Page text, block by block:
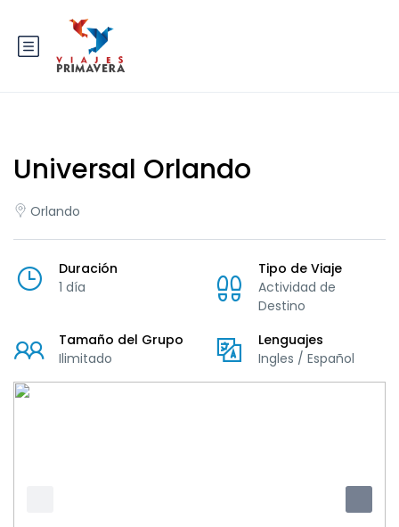
Universal Orlando
Orlando
Duración
1 día
Tipo de Viaje
Actividad de
Destino
Tamaño del Grupo
Ilimitado
Lenguajes
Ingles / Español